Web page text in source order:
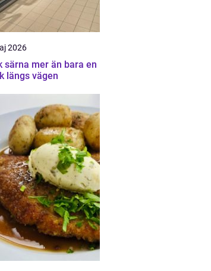
2026
än bara en
längs vägen